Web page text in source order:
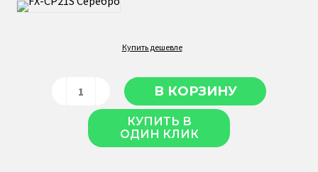
Купить дешевле
КУПИТЬ В
ОДИН КЛИК